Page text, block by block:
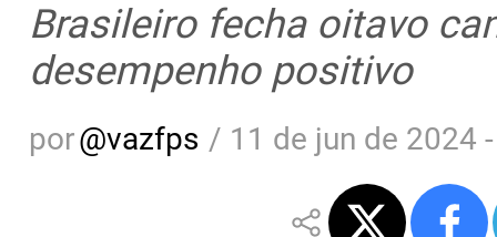
Brasileiro fecha oitavo
desempenho positivo
por@vazfps / 11 de jun de 2024